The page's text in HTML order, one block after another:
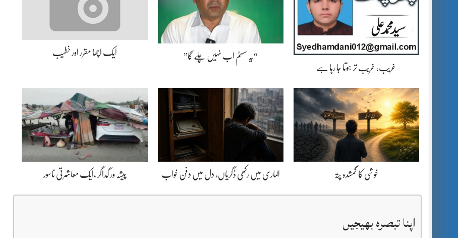
غریب، غریب تر ہوتا جا رہا ہے
“یہ سسٹم اب نہیں چلے گا” ایک اچھا مقرر اور خطیب
خوشی کا گمشدہ پتہ الماری میں رکھی ڈگریاں، دل میں دفن خواب پیشہ ور گداگر ،ایک معاشرتی ناسور
اپنا تبصرہ بھیجیں